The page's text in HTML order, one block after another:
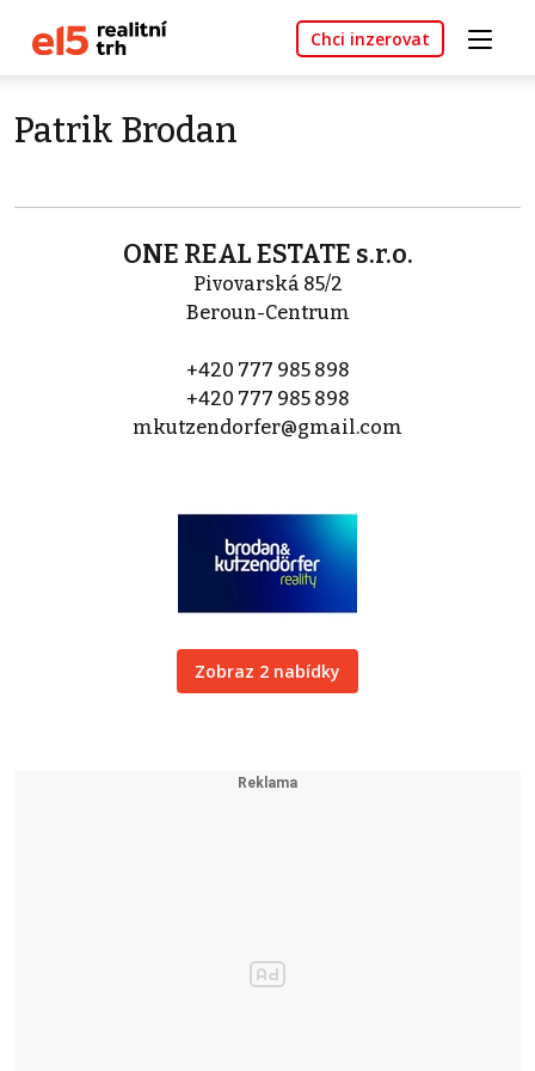
Chci inzerovat
Patrik Brodan
ONE REAL ESTATE s.r.o.
Pivovarská 85/2
Beroun-Centrum
+420 777 985 898
+420 777 985 898
mkutzendorfer@gmail.com
Zobraz 2 nabídky